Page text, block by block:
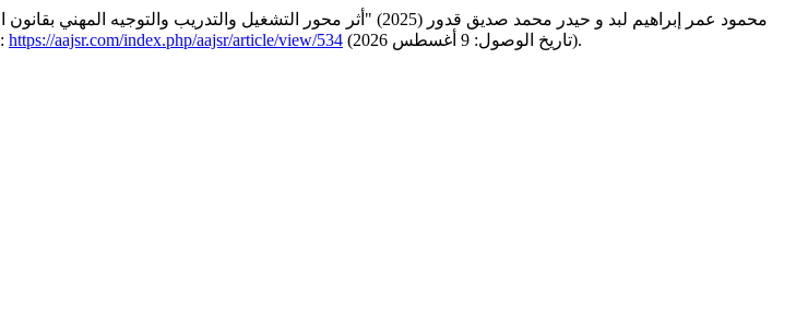
, 3(3), ص 289–309. موجود في: https://aajsr.com/index.php/aajsr/article/view/534 (تاريخ الوصول: 9 أغسطس 2026).